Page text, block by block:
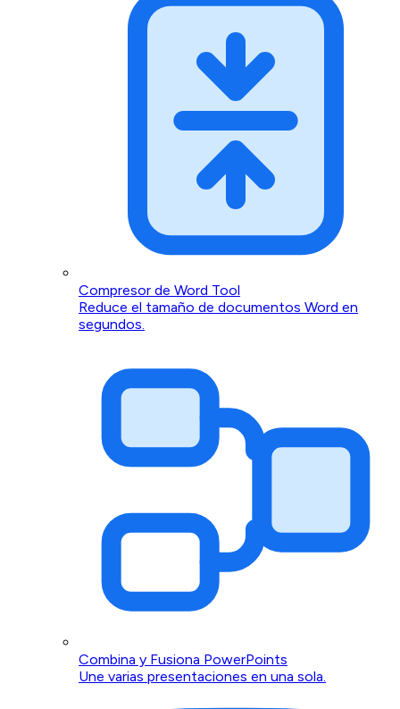
Compresor de Word Tool
Reduce el tamaño de documentos Word en
segundos.
Combina y Fusiona PowerPoints
Une varias presentaciones en una sola.